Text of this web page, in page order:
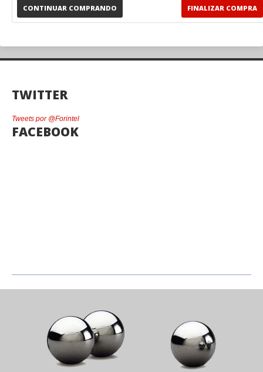
CONTINUAR COMPRANDO FINALIZAR COMPRA
TWITTER
Tweets por @Forintel
FACEBOOK